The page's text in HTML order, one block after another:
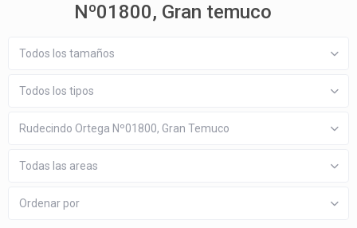
Nº01800, Gran temuco
Todos los tamaños
Todos los tipos
Rudecindo Ortega Nº01800, Gran Temuco
Todas las areas
Ordenar por